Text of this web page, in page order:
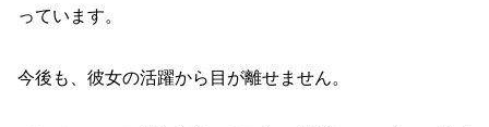
っています。
今後も、彼女の活躍から目が離せません。